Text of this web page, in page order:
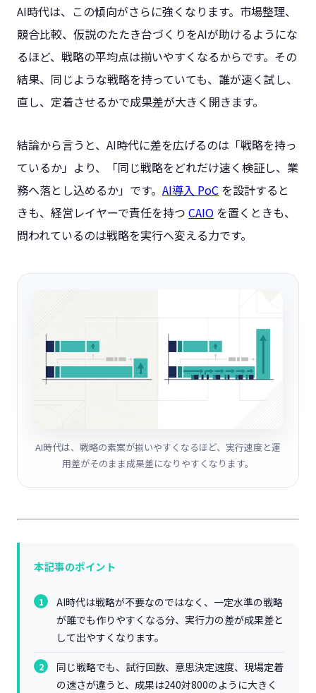
AI時代は、この傾向がさらに強くなります。市場整理、
競合比較、仮説のたたき台づくりをAIが助けるようにな
るほど、戦略の平均点は揃いやすくなるからです。その
結果、同じような戦略を持っていても、誰が速く試し、
直し、定着させるかで成果差が大きく開きます。
結論から言うと、AI時代に差を広げるのは「戦略を持っ
ているか」より、「同じ戦略をどれだけ速く検証し、業
務へ落とし込めるか」です。 AI導入 PoC を設計すると
きも、経営レイヤーで責任を持つ CAIO を置くときも、
問われているのは戦略を実行へ変える力です。
AI時代は、戦略の素案が揃いやすくなるほど、実行速度と運
用差がそのまま成果差になりやすくなります。
本記事のポイント
AI時代は戦略が不要なのではなく、一定水準の戦略
が誰でも作りやすくなる分、実行力の差が成果差と
して出やすくなります。
同じ戦略でも、試行回数、意思決定速度、現場定着
の速さが違うと、成果は240対800のように大きく